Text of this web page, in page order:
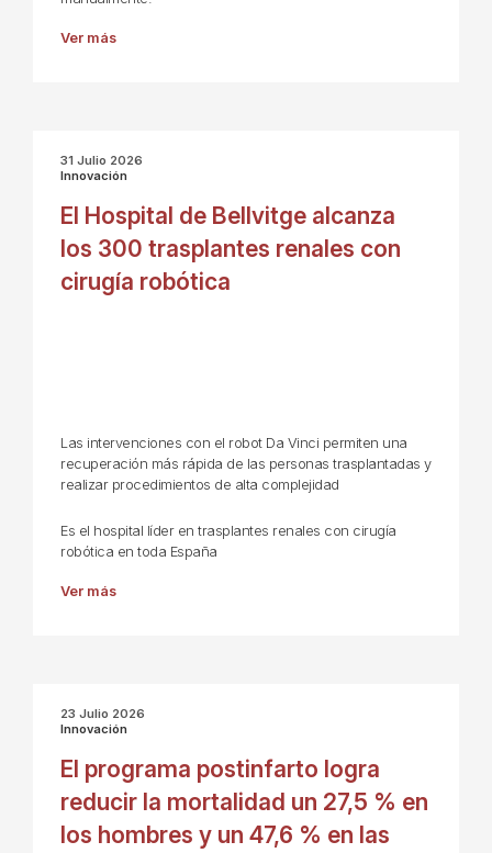
Ver más
31 Julio 2026
Innovación
El Hospital de Bellvitge alcanza
los 300 trasplantes renales con
cirugía robótica
Las intervenciones con el robot Da Vinci permiten una
recuperación más rápida de las personas trasplantadas y
realizar procedimientos de alta complejidad
Es el hospital líder en trasplantes renales con cirugía
robótica en toda España
Ver más
23 Julio 2026
Innovación
El programa postinfarto logra
reducir la mortalidad un 27,5 % en
los hombres y un 47,6 % en las